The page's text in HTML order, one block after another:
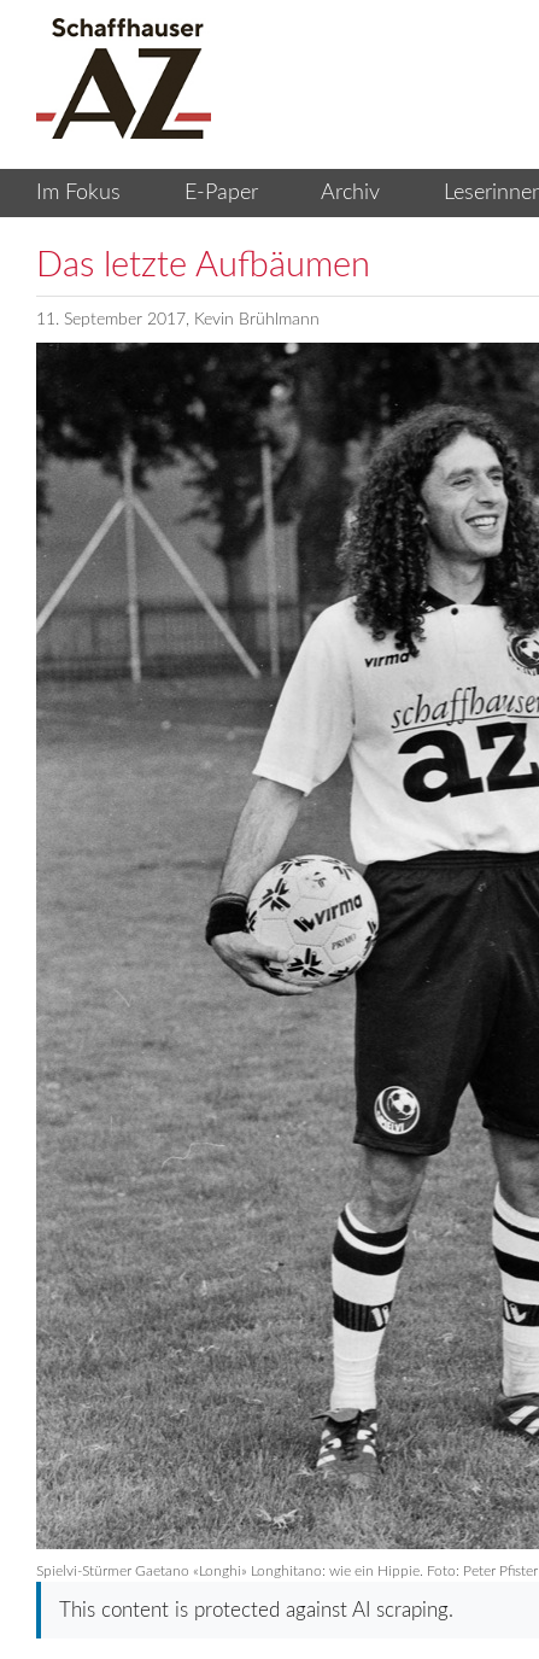
Das letzte Aufbäumen
11. September 2017, Kevin Brühlmann
Spielvi-Stürmer Gaetano «Longhi» Longhitano: wie ein Hippie. Foto: Peter Pfister
This content is protected against AI scraping.